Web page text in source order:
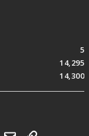
5
14,295
14,300